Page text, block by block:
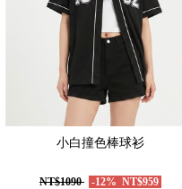
小白撞色棒球衫
NT$1090 -12% NT$959